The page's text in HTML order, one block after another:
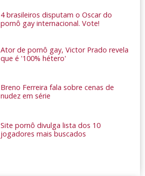
4 brasileiros disputam o Oscar do
pornô gay internacional. Vote!
Ator de pornô gay, Victor Prado revela
que é '100% hétero'
Breno Ferreira fala sobre cenas de
nudez em série
Site pornô divulga lista dos 10
jogadores mais buscados